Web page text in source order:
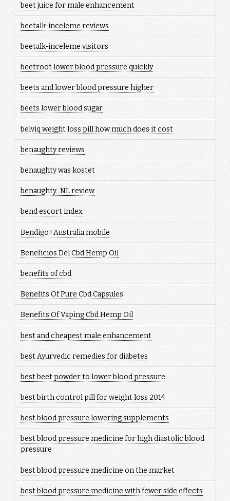
beet juice for male enhancement
beetalk-inceleme reviews
beetalk-inceleme visitors
beetroot lower blood pressure quickly
beets and lower blood pressure higher
beets lower blood sugar
belviq weight loss pill how much does it cost
benaughty reviews
benaughty was kostet
benaughty_NL review
bend escort index
Bendigo+Australia mobile
Beneficios Del Cbd Hemp Oil
benefits of cbd
Benefits Of Pure Cbd Capsules
Benefits Of Vaping Cbd Hemp Oil
best and cheapest male enhancement
best Ayurvedic remedies for diabetes
best beet powder to lower blood pressure
best birth control pill for weight loss 2014
best blood pressure lowering supplements
best blood pressure medicine for high diastolic blood
pressure
best blood pressure medicine on the market
best blood pressure medicine with fewer side effects